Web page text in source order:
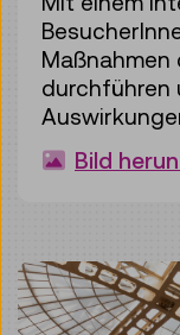
Maßnahmen
durchführen
Bild